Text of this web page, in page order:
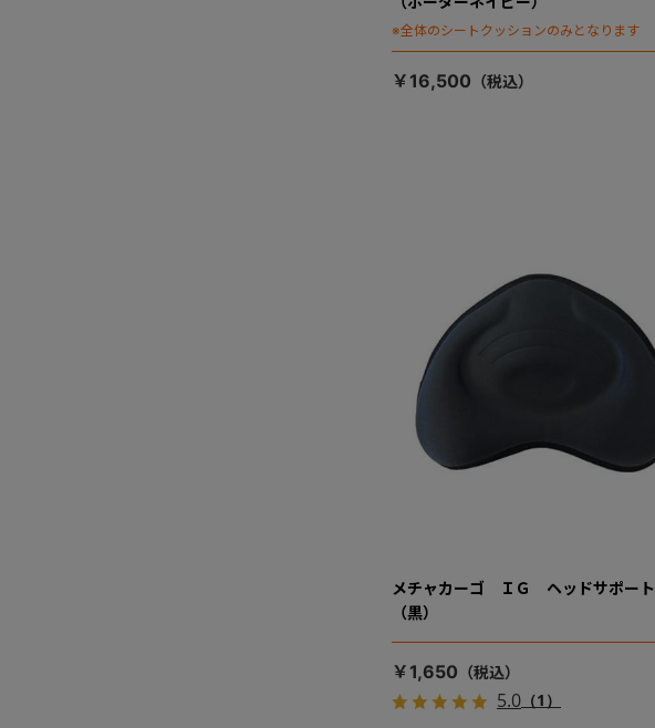
※全体のシートクッションのみとなります
￥16,500
メチャカーゴ ＩＧ ヘッドサポート
（黒）
￥1,650
5.0 （1）